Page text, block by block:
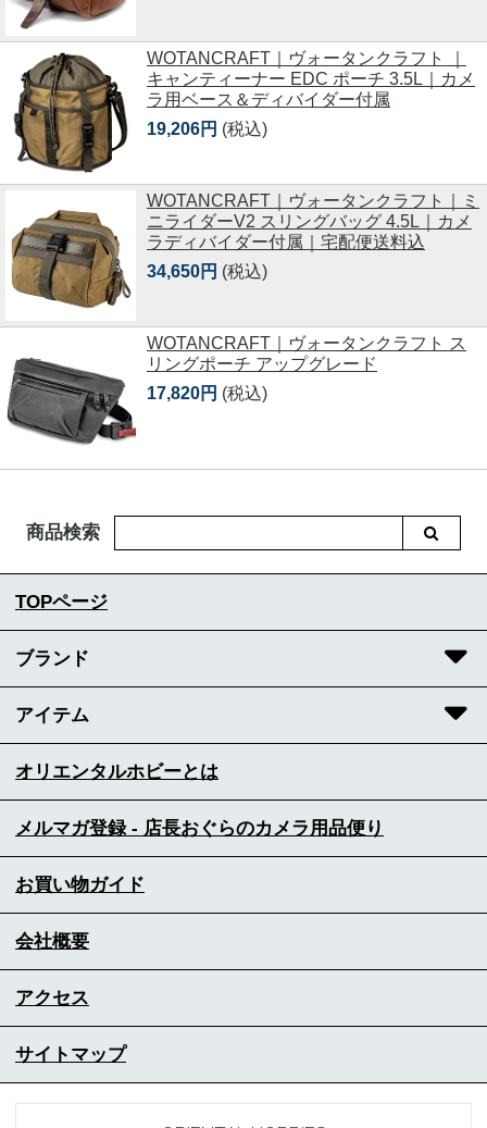
WOTANCRAFT｜ヴォータンクラフト ｜
キャンティーナー EDC ポーチ 3.5L｜カメ
ラ用ベース＆ディバイダー付属
19,206円 (税込)
WOTANCRAFT｜ヴォータンクラフト｜ミ
ニライダーV2 スリングバッグ 4.5L｜カメ
ラディバイダー付属｜宅配便送料込
34,650円 (税込)
WOTANCRAFT｜ヴォータンクラフト ス
リングポーチ アップグレード
17,820円 (税込)
商品検索
TOPページ
ブランド
アイテム
オリエンタルホビーとは
メルマガ登録 - 店長おぐらのカメラ用品便り
お買い物ガイド
会社概要
アクセス
サイトマップ